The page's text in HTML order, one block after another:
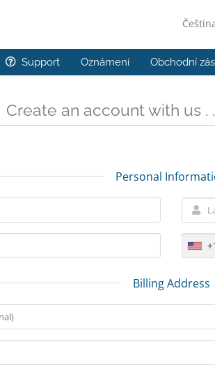
Support Oznámení Obchodní
Create an account with us .
Personal
Billing Address